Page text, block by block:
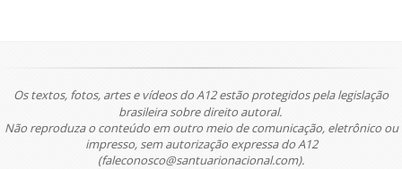
Os textos, fotos, artes e vídeos do A12 estão protegidos pela legislação
brasileira sobre direito autoral.
Não reproduza o conteúdo em outro meio de comunicação, eletrônico ou
impresso, sem autorização expressa do A12
(faleconosco@santuarionacional.com).